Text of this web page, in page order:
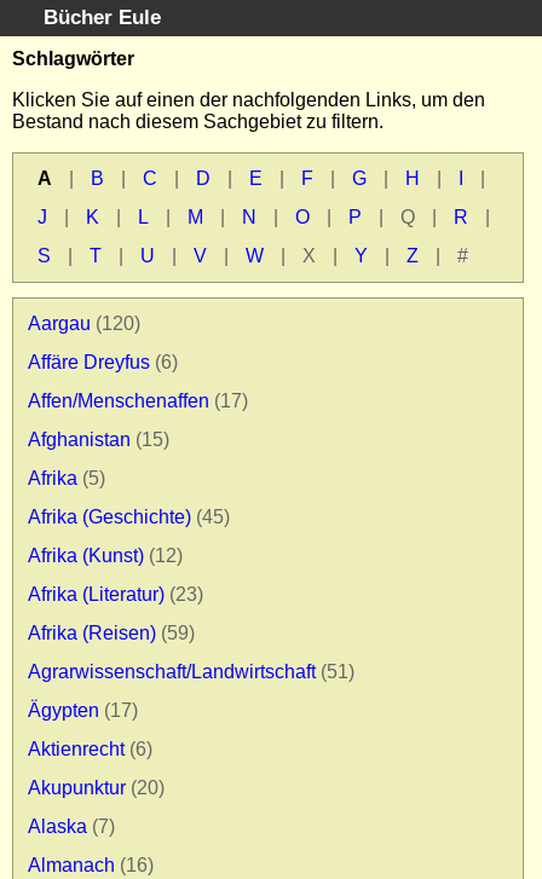
Bücher Eule
Schnellsuche
Startseite
Erweiterte Suche
Kundenservice
Kontakt
Kategorien
Schlagwörter
Gesamtbestand
Kataloge
Allgemeine Geschäftsbedingungen
Widerruf
Wir über uns
Newsletter kostenlos abonnieren
Impressum
Datenschutz
Schlagwörter
Klicken Sie auf einen der nachfolgenden Links, um den
Bestand nach diesem Sachgebiet zu filtern.
A B C D E F G H
J
K L M N O P Q R
S
T U V W X Y Z #
Aargau (120)
Affäre Dreyfus (6)
Affen/Menschenaffen (17)
Afghanistan (15)
Afrika (5)
Afrika (Geschichte) (45)
Afrika (Kunst) (12)
Afrika (Literatur) (23)
Afrika (Reisen) (59)
Agrarwissenschaft/Landwirtschaft (51)
Ägypten (17)
Aktienrecht (6)
Akupunktur (20)
Alaska (7)
Almanach (16)